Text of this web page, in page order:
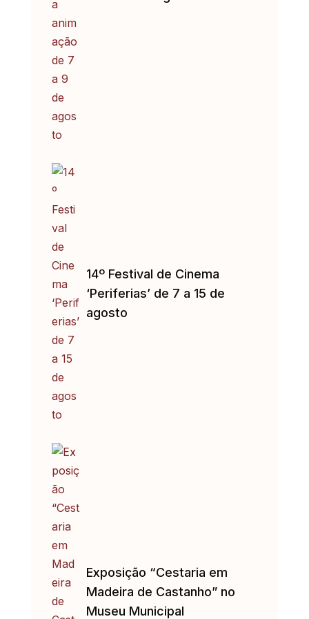
14º Festival de Cinema
‘Periferias’ de 7 a 15 de
agosto
Exposição “Cestaria em
Madeira de Castanho” no
Museu Municipal